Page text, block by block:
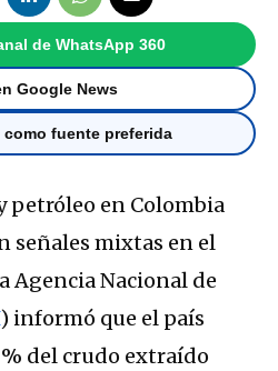
de WhatsApp 360
Google News
como fuente preferida
petróleo en Colombia
señales mixtas en el
Agencia Nacional de
) informó que el país
del crudo extraído